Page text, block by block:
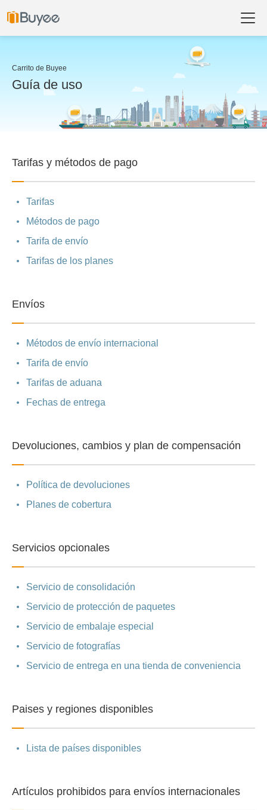
Carrito de Buyee
Guía de uso
Tarifas y métodos de pago
Tarifas
Métodos de pago
Tarifa de envío
Tarifas de los planes
Envíos
Métodos de envío internacional
Tarifa de envío
Tarifas de aduana
Fechas de entrega
Devoluciones, cambios y plan de compensación
Política de devoluciones
Planes de cobertura
Servicios opcionales
Servicio de consolidación
Servicio de protección de paquetes
Servicio de embalaje especial
Servicio de fotografías
Servicio de entrega en una tienda de conveniencia
Paises y regiones disponibles
Lista de países disponibles
Artículos prohibidos para envíos internacionales